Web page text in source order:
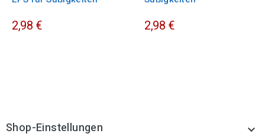
2,98 € 2,98 €
Shop-Einstellungen 